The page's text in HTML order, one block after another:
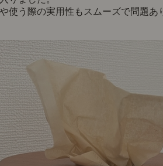
使う際の実用性もスムーズで問題あ